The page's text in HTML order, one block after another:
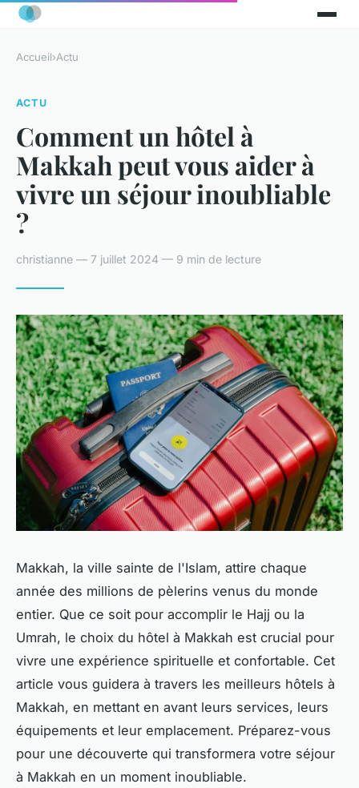
Accueil›Actu
ACTU
Comment un hôtel à
Makkah peut vous aider à
vivre un séjour inoubliable
?
christianne — 7 juillet 2024 — 9 min de lecture
Makkah, la ville sainte de l'Islam, attire chaque
année des millions de pèlerins venus du monde
entier. Que ce soit pour accomplir le Hajj ou la
Umrah, le choix du hôtel à Makkah est crucial pour
vivre une expérience spirituelle et confortable. Cet
article vous guidera à travers les meilleurs hôtels à
Makkah, en mettant en avant leurs services, leurs
équipements et leur emplacement. Préparez-vous
pour une découverte qui transformera votre séjour
à Makkah en un moment inoubliable.